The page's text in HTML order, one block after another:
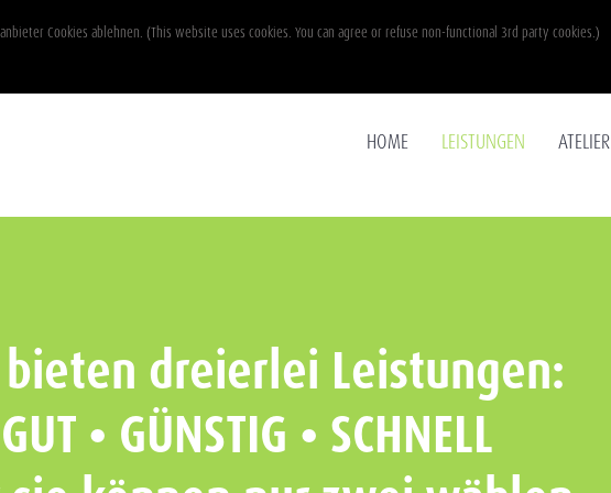
HOME LEISTUNGEN ATELIER
dreierlei Leistungen:
GUT • GÜNSTIG • SCHNELL
Cookies ablehnen. (This website uses cookies. You can agree or refuse non-functional 3rd party cookies.)